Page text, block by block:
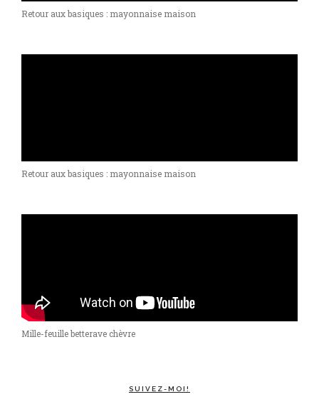
Retour aux basiques : mayonnaise maison
Retour aux basiques : mayonnaise maison
Mille-feuille betterave chèvre
SUIVEZ-MOI!